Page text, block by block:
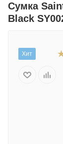
Сумка
Black
Хит